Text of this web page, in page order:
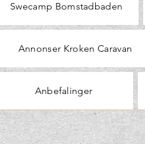
Swecamp Bomstadbaden
Annonser Kroken Caravan
Anbefalinger